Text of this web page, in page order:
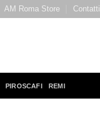
AM Roma Store Contatti
PIROSCAFI REMI